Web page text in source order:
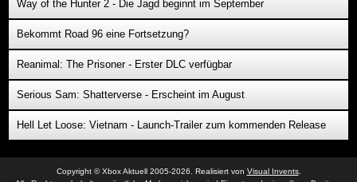
Way of the Hunter 2 - Die Jagd beginnt im September
Bekommt Road 96 eine Fortsetzung?
Reanimal: The Prisoner - Erster DLC verfügbar
Serious Sam: Shatterverse - Erscheint im August
Hell Let Loose: Vietnam - Launch-Trailer zum kommenden Release
Copyright © Xbox Aktuell 2005-2026. Realisiert von Visual Invents.